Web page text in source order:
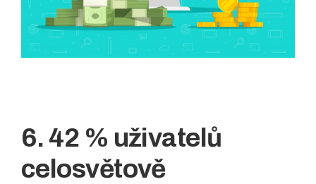
6. 42 % uživatelů
celosvětově